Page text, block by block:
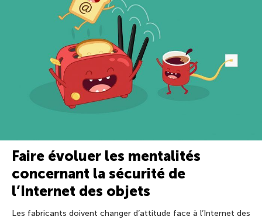
Faire évoluer les mentalités
concernant la sécurité de
l’Internet des objets
Les fabricants doivent changer d’attitude face à l’Internet des